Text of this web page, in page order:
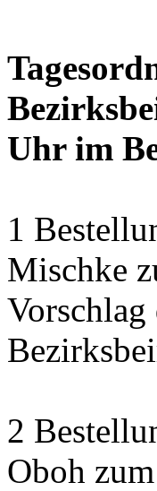
Uhr im
1
Mischke
2
Oboh